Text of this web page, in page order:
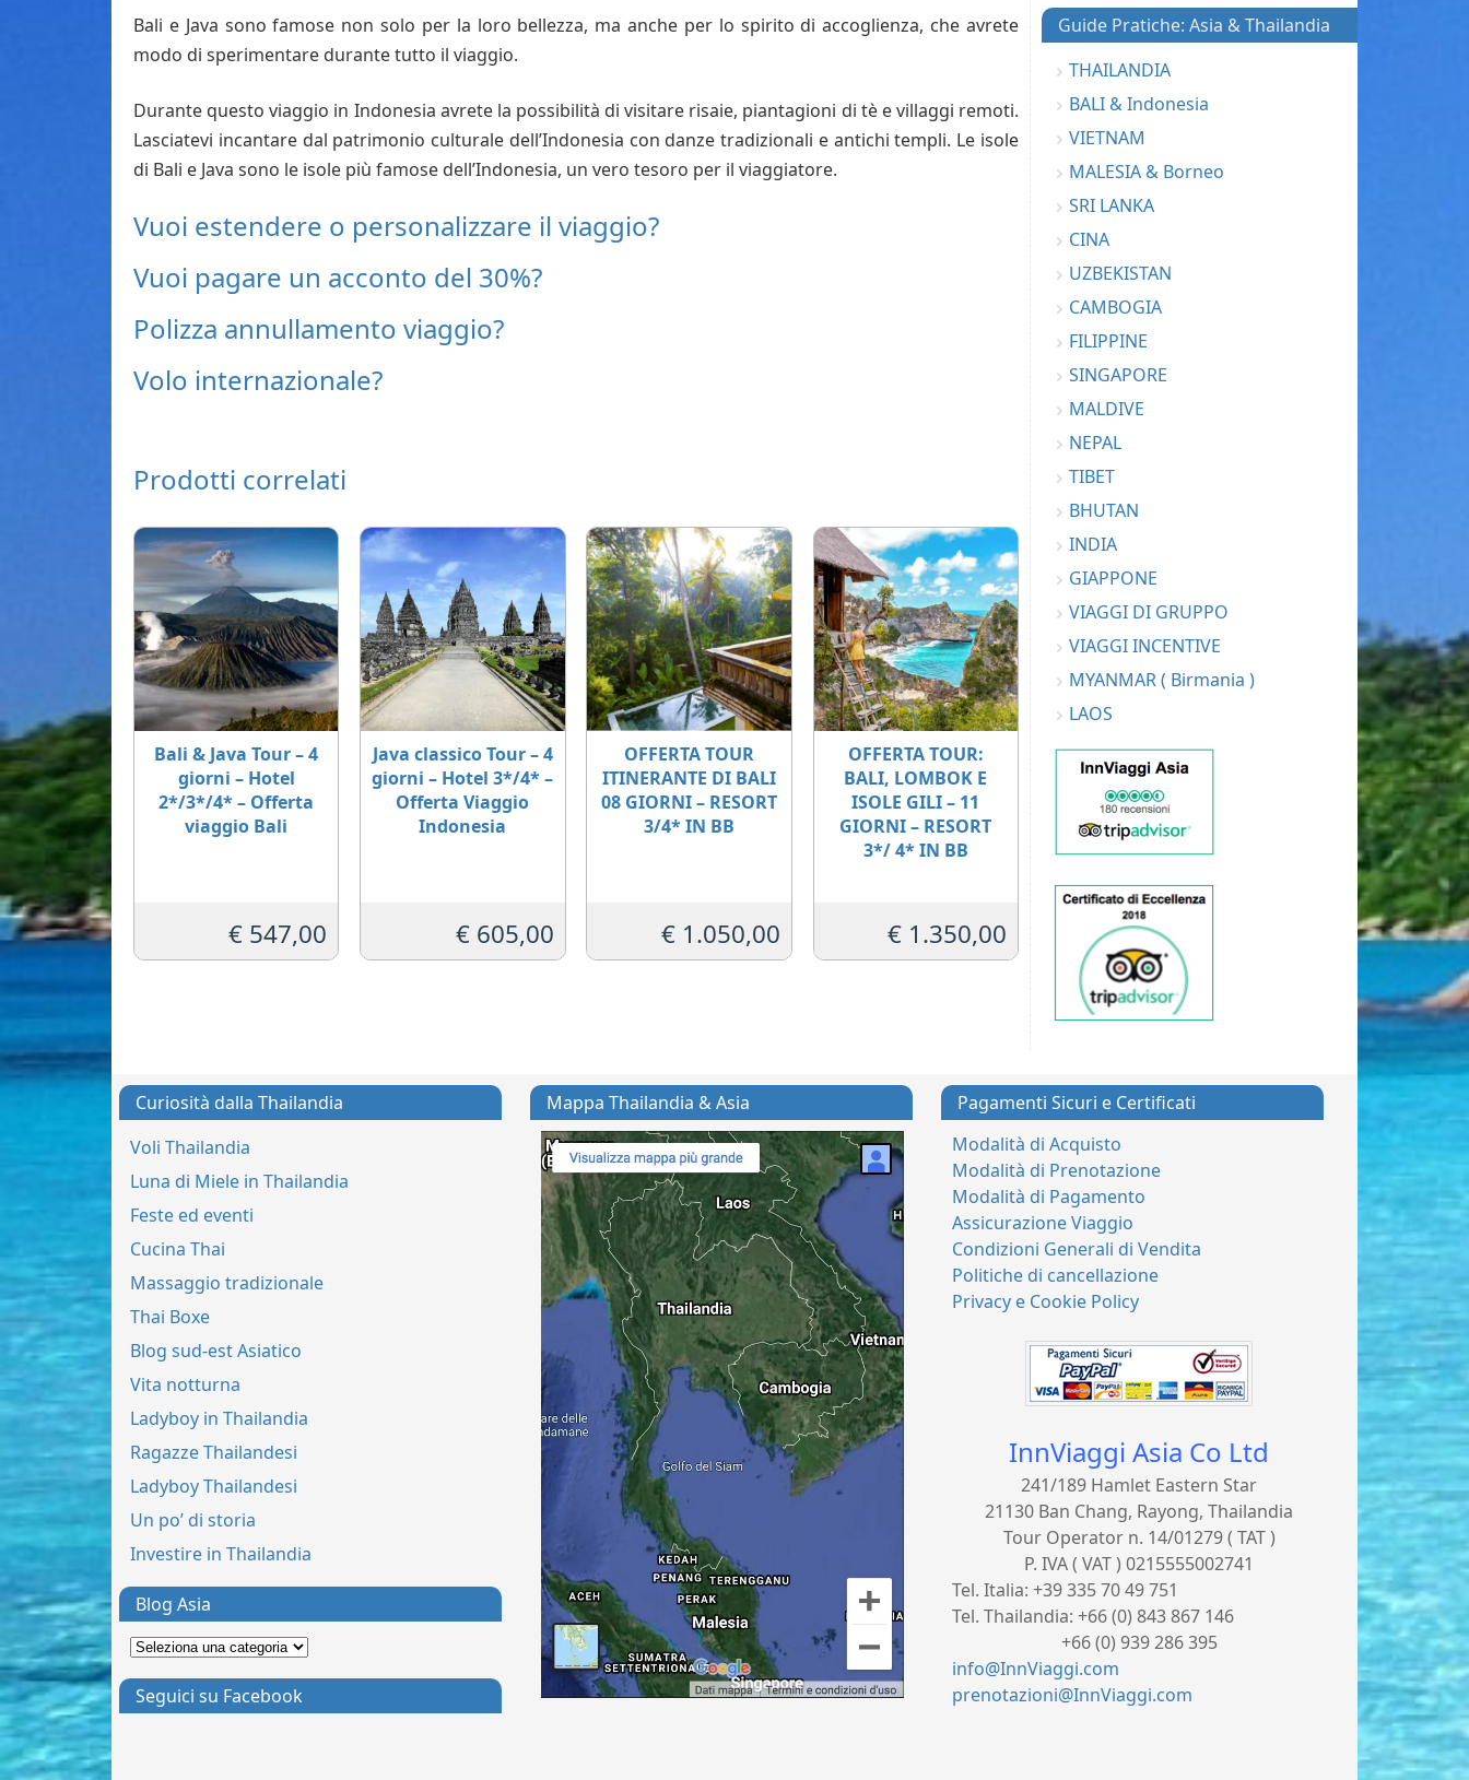
Bali e Java sono famose non solo per la loro bellezza, ma anche per lo spirito di accoglienza, che avrete
modo di sperimentare durante tutto il viaggio.
Durante questo viaggio in Indonesia avrete la possibilità di visitare risaie, piantagioni di tè e villaggi remoti.
Lasciatevi incantare dal patrimonio culturale dell’Indonesia con danze tradizionali e antichi templi. Le isole
di Bali e Java sono le isole più famose dell’Indonesia, un vero tesoro per il viaggiatore.
Vuoi estendere o personalizzare il viaggio?
Vuoi pagare un acconto del 30%?
Polizza annullamento viaggio?
Volo internazionale?
Prodotti correlati
Bali & Java Tour – 4
giorni – Hotel
2*/3*/4* – Offerta
viaggio Bali
€ 547,00
Java classico Tour – 4
giorni – Hotel 3*/4* –
Offerta Viaggio
Indonesia
€605,00
OFFERTA TOUR
ITINERANTE DI BALI
08 GIORNI – RESORT
3/4* IN BB
€1.050,00
OFFERTA TOUR:
BALI, LOMBOK E
ISOLE GILI – 11
GIORNI – RESORT
3*/ 4* IN BB
€ 1.350,00
Guide Pratiche: Asia & Thailandia
THAILANDIA
BALI & Indonesia
VIETNAM
MALESIA & Borneo
SRI LANKA
CINA
UZBEKISTAN
CAMBOGIA
FILIPPINE
SINGAPORE
MALDIVE
NEPAL
TIBET
BHUTAN
INDIA
GIAPPONE
VIAGGI DI GRUPPO
VIAGGI INCENTIVE
MYANMAR ( Birmania )
LAOS
Curiosità dalla Thailandia
Voli Thailandia
Luna di Miele in Thailandia
Feste ed eventi
Cucina Thai
Massaggio tradizionale
Thai Boxe
Blog sud-est Asiatico
Vita notturna
Ladyboy in Thailandia
Ragazze Thailandesi
Ladyboy Thailandesi
Un po’ di storia
Investire in Thailandia
Blog Asia
Seguici su Facebook
Mappa Thailandia & Asia
Pagamenti Sicuri e Certificati
Modalità di Acquisto
Modalità di Prenotazione
Modalità di Pagamento
Assicurazione Viaggio
Condizioni Generali di Vendita
Politiche di cancellazione
Privacy e Cookie Policy
InnViaggi Asia Co Ltd
241/189 Hamlet Eastern Star
21130 Ban Chang, Rayong, Thailandia
Tour Operator n. 14/01279 ( TAT )
P. IVA ( VAT ) 0215555002741
Tel. Italia:+39 335 70 49 751
Tel. Thailandia:+66 (0) 843 867 146
+66 (0) 939 286 395
info@InnViaggi.com
prenotazioni@InnViaggi.com